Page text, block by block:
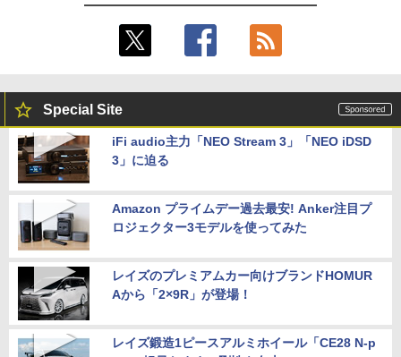
Special Site
iFi audio主力「NEO Stream 3」「NEO iDSD
3」に迫る
Amazon プライムデー過去最安! Anker注目プ
ロジェクター3モデルを使ってみた
レイズのプレミアムカー向けブランドHOMUR
Aから「2×9R」が登場！
レイズ鍛造1ピースアルミホイール「CE28 N-p